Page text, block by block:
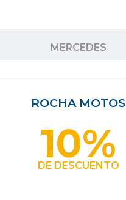
MERCEDES
ROCHA MOTOS
10%
DE DESCUENTO